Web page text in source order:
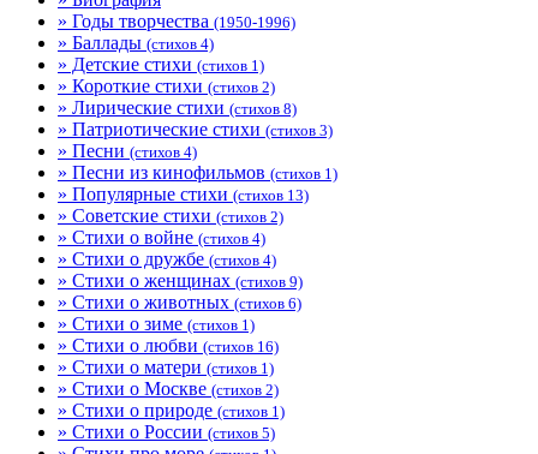
» Годы творчества (1950-1996)
» Баллады (стихов 4)
» Детские стихи (стихов 1)
» Короткие стихи (стихов 2)
» Лирические стихи (стихов 8)
» Патриотические стихи (стихов 3)
» Песни (стихов 4)
» Песни из кинофильмов (стихов 1)
» Популярные стихи (стихов 13)
» Советские стихи (стихов 2)
» Стихи о войне (стихов 4)
» Стихи о дружбе (стихов 4)
» Стихи о женщинах (стихов 9)
» Стихи о животных (стихов 6)
» Стихи о зиме (стихов 1)
» Стихи о любви (стихов 16)
» Стихи о матери (стихов 1)
» Стихи о Москве (стихов 2)
» Стихи о природе (стихов 1)
» Стихи о России (стихов 5)